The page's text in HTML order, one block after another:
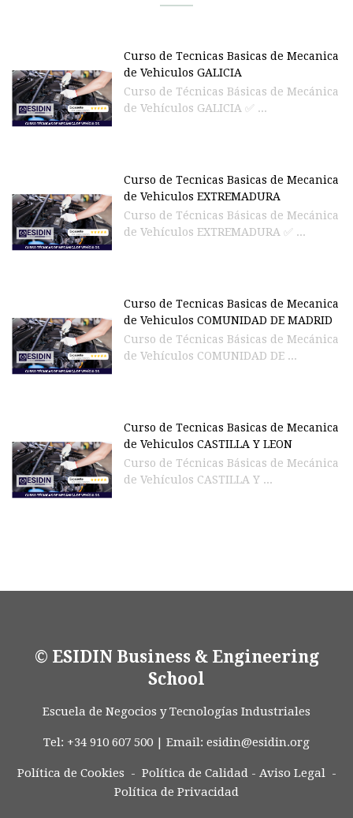
Curso de Tecnicas Basicas de Mecanica
de Vehiculos GALICIA
Curso de Técnicas Básicas de Mecánica
de Vehículos GALICIA ✅ ...
Curso de Tecnicas Basicas de Mecanica
de Vehiculos EXTREMADURA
Curso de Técnicas Básicas de Mecánica
de Vehículos EXTREMADURA ✅ ...
Curso de Tecnicas Basicas de Mecanica
de Vehiculos COMUNIDAD DE MADRID
Curso de Técnicas Básicas de Mecánica
de Vehículos COMUNIDAD DE ...
Curso de Tecnicas Basicas de Mecanica
de Vehiculos CASTILLA Y LEON
Curso de Técnicas Básicas de Mecánica
de Vehículos CASTILLA Y ...
© ESIDIN Business & Engineering
School
Escuela de Negocios y Tecnologías Industriales
Tel: +34 910 607 500 | Email: esidin@esidin.org
Política de Cookies - Política de Calidad- Aviso Legal-
Política de Privacidad